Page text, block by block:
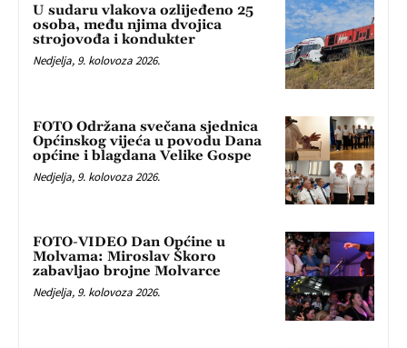
U sudaru vlakova ozlijeđeno 25
osoba, među njima dvojica
strojovođa i kondukter
Nedjelja, 9. kolovoza 2026.
FOTO Održana svečana sjednica
Općinskog vijeća u povodu Dana
općine i blagdana Velike Gospe
Nedjelja, 9. kolovoza 2026.
FOTO-VIDEO Dan Općine u
Molvama: Miroslav Škoro
zabavljao brojne Molvarce
Nedjelja, 9. kolovoza 2026.